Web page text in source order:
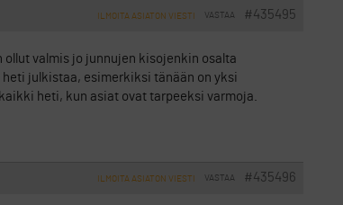
#435495
VASTAA
ILMOITA ASIATON VIESTI
valmis jo junnujen kisojenkin osalta
julkistaa, esimerkiksi tänään on yksi
heti, kun asiat ovat tarpeeksi varmoja.
#435496
VASTAA
ILMOITA ASIATON VIESTI